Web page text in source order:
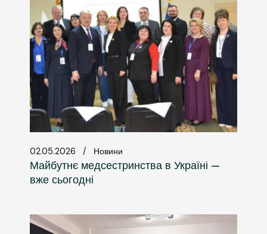
02.05.2026 Новини
Майбутнє медсестринства в Україні —
вже сьогодні